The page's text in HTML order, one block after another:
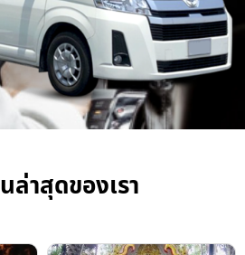
ล่าสุดของเรา